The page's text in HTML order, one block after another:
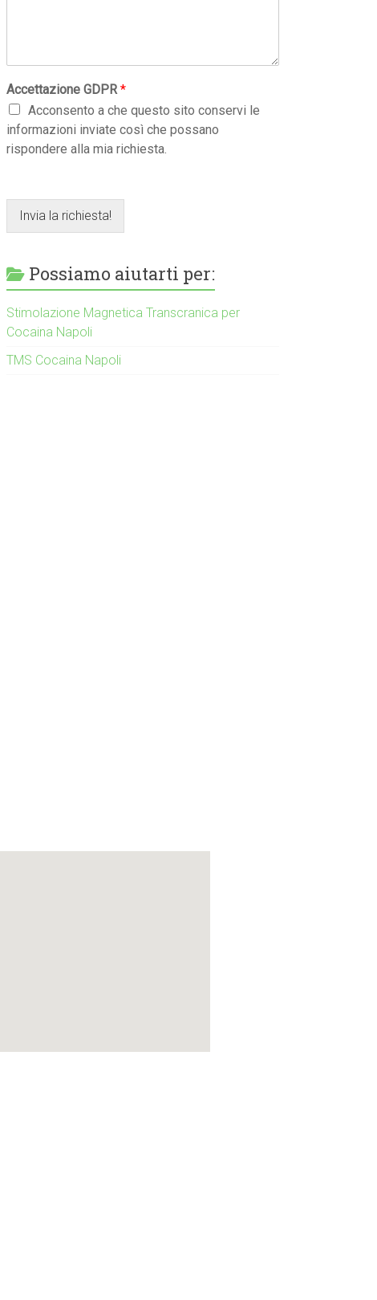
Accettazione GDPR*
Acconsento a che questo sito conservi le
informazioni inviate così che possano
rispondere alla mia richiesta.
Invia la richiesta!
Possiamo aiutarti per:
Stimolazione Magnetica Transcranica per
Cocaina Napoli
TMS Cocaina Napoli